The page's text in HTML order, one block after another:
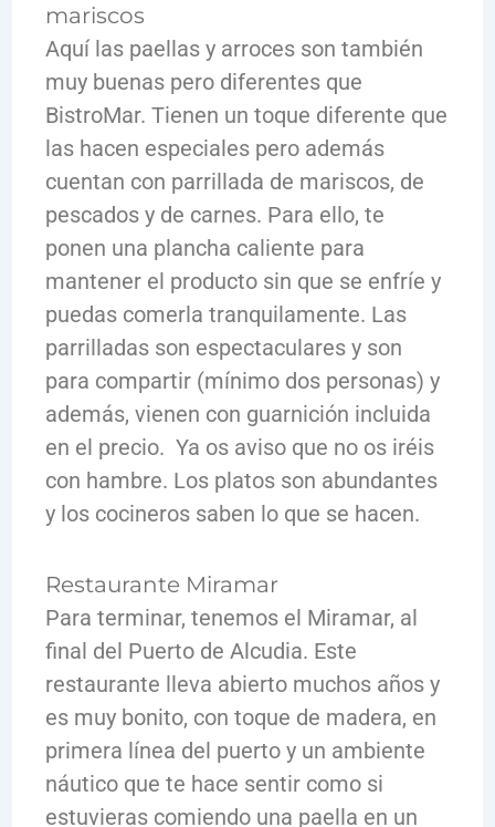
mariscos
Aquí las paellas y arroces son también
muy buenas pero diferentes que
BistroMar. Tienen un toque diferente que
las hacen especiales pero además
cuentan con parrillada de mariscos, de
pescados y de carnes. Para ello, te
ponen una plancha caliente para
mantener el producto sin que se enfríe y
puedas comerla tranquilamente. Las
parrilladas son espectaculares y son
para compartir (mínimo dos personas) y
además, vienen con guarnición incluida
en el precio. Ya os aviso que no os iréis
con hambre. Los platos son abundantes
y los cocineros saben lo que se hacen.
Restaurante Miramar
Para terminar, tenemos el Miramar, al
final del Puerto de Alcudia. Este
restaurante lleva abierto muchos años y
es muy bonito, con toque de madera, en
primera línea del puerto y un ambiente
náutico que te hace sentir como si
estuvieras comiendo una paella en un